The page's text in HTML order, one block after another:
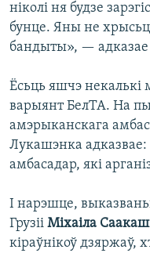
ніколі ня будзе
бунце. Яны не
бандыты», —
Ёсьць яшчэ некалькі
варыянт БелТА. На
амэрыканскага
Лукашэнка
амбасадар, які
І нарэшце,
Грузіі Міхаіла
кіраўнікоў дзяржаў,